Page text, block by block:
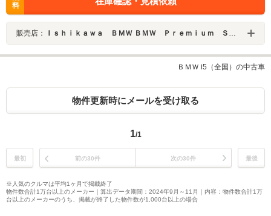
料
販売店： Ｉｓｈｉｋａｗａ ＢＭＷ ＢＭＷ Ｐｒｅｍｉｕｍ Ｓｅｌｅｃｔｉｏｎ 金沢
ＢＭＷ i5（全国）の中古車
物件更新時にメールを受け取る
1/1
最初 前の30件 次の30件 最後
※人気のクルマは平均1ヶ月で掲載終了
物件数合計1万台以上のメーカー｜算出データ期間：2024年9月～11月｜内容：物件数合計1万
台以上のメーカーのうち、掲載が終了した物件数が1,000台以上の場合